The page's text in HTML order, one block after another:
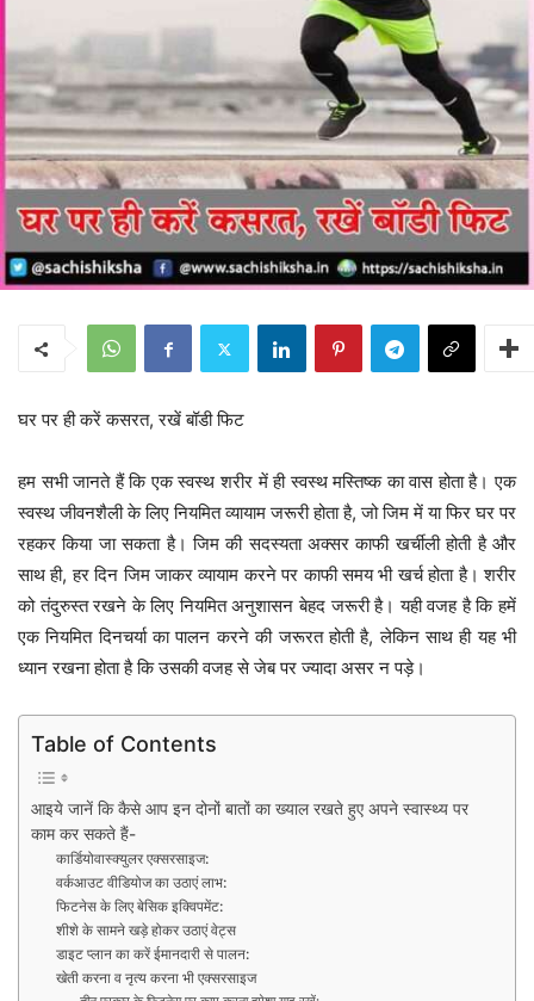
घर पर ही करें कसरत, रखें बॉडी फिट
हम सभी जानते हैं कि एक स्वस्थ शरीर में ही स्वस्थ मस्तिष्क का वास होता है। एक
स्वस्थ जीवनशैली के लिए नियमित व्यायाम जरूरी होता है, जो जिम में या फिर घर पर
रहकर किया जा सकता है। जिम की सदस्यता अक्सर काफी खर्चीली होती है और
साथ ही, हर दिन जिम जाकर व्यायाम करने पर काफी समय भी खर्च होता है। शरीर
को तंदुरुस्त रखने के लिए नियमित अनुशासन बेहद जरूरी है। यही वजह है कि हमें
एक नियमित दिनचर्या का पालन करने की जरूरत होती है, लेकिन साथ ही यह भी
ध्यान रखना होता है कि उसकी वजह से जेब पर ज्यादा असर न पड़े।
Table of Contents
आइये जानें कि कैसे आप इन दोनों बातों का ख्याल रखते हुए अपने स्वास्थ्य पर
काम कर सकते हैं-
कार्डियोवास्क्युलर एक्सरसाइज:
वर्कआउट वीडियोज का उठाएं लाभ:
फिटनेस के लिए बेसिक इक्विपमेंट:
शीशे के सामने खड़े होकर उठाएं वेट्स
डाइट प्लान का करें ईमानदारी से पालन:
खेती करना व नृत्य करना भी एक्सरसाइज